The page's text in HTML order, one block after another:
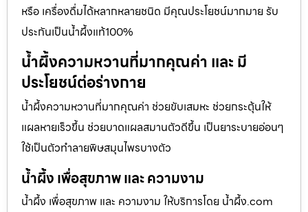
หรือ เครื่องดื่มได้หลากหลายชนิด มีคุณประโยชน์มากมาย รับ
ประกันเป็นน้ำผึ้งแท้100%
น้ำผึ้งความหวานที่มากคุณค่า และ มี
ประโยชน์ต่อร่างกาย
น้ำผึ้งความหวานที่มากคุณค่า ช่วยขับเสมหะ ช่วยกระตุ้นให้
แผลหายเร็วขึ้น ช่วยบาดแผลสมานตัวดีขึ้น เป็นยาระบายอ่อนๆ
ใช้เป็นตัวทำลายพิษสมุนไพรบางตัว
น้ำผึ้ง เพื่อสุขภาพ และ ความงาม
น้ำผึ้ง เพื่อสุขภาพ และ ความงาม ให้บริการโดย น้ำผึ้ง.com